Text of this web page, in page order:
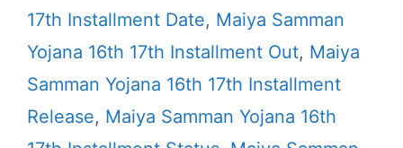
17th Installment Date, Maiya Samman
Yojana 16th 17th Installment Out, Maiya
Samman Yojana 16th 17th Installment
Release, Maiya Samman Yojana 16th